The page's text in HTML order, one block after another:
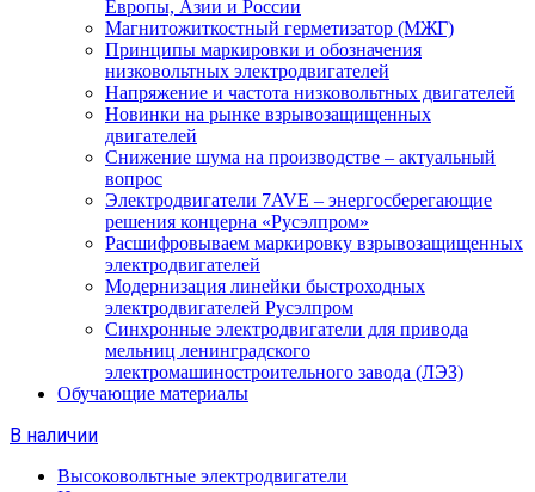
Европы, Азии и России
Магнитожиткостный герметизатор (МЖГ)
Принципы маркировки и обозначения
низковольтных электродвигателей
Напряжение и частота низковольтных двигателей
Новинки на рынке взрывозащищенных
двигателей
Снижение шума на производстве – актуальный
вопрос
Электродвигатели 7AVE – энергосберегающие
решения концерна «Русэлпром»
Расшифровываем маркировку взрывозащищенных
электродвигателей
Модернизация линейки быстроходных
электродвигателей Русэлпром
Синхронные электродвигатели для привода
мельниц ленинградского
электромашиностроительного завода (ЛЭЗ)
Обучающие материалы
В наличии
Высоковольтные электродвигатели